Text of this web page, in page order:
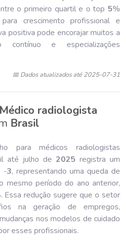
o primeiro quartil e o top 5%
crescimento profissional e
positiva pode encorajar muitos a
contínuo e especializações
📅 Dados atualizados até 2025-07-31
Médico radiologista
Brasil
para médicos radiologistas
até julho de 2025 registra um
-3, representando uma queda de
mesmo período do ano anterior,
. Essa redução sugere que o setor
na geração de empregos,
nos modelos de cuidado
esses profissionais.